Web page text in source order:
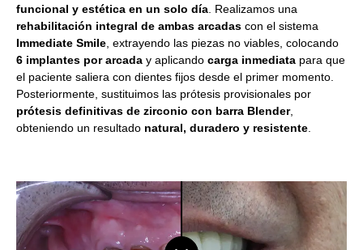
funcional y estética en un solo día. Realizamos una
rehabilitación integral de ambas arcadas con el sistema
Immediate Smile, extrayendo las piezas no viables, colocando
6 implantes por arcada y aplicando carga inmediata para que
el paciente saliera con dientes fijos desde el primer momento.
Posteriormente, sustituimos las prótesis provisionales por
prótesis definitivas de zirconio con barra Blender,
obteniendo un resultado natural, duradero y resistente.